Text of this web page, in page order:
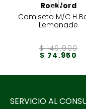
Rockford
Camiseta M/C H
Lemonade
$ 149.900
$ 74 .950
SERVICIO AL